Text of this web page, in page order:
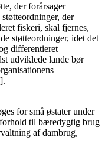
der forårsager
der
fiskeri, skal fjernes,
støtteordninger, idet det
differentieret
udviklede lande bør
for små østater under
til bæredygtig brug
af dambrug,